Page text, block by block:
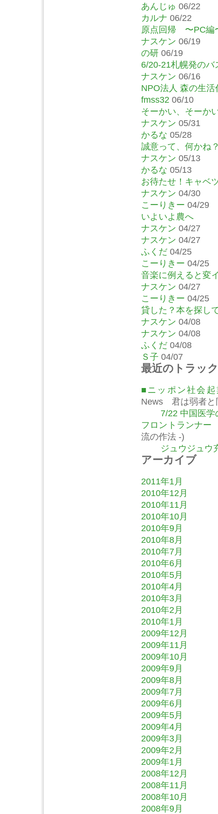
あんじゅ 06/22
カルナ 06/22
原点回帰 〜PC編
ナスケン 06/19
の研 06/19
6/20-21札幌発の
ナスケン 06/16
NPO法人 森の生
fmss32 06/10
そーかい、そーか
ナスケン 05/31
かるな 05/28
誠意って、何かね
ナスケン 05/13
かるな 05/13
お待たせ！キャベ
ナスケン 04/30
こーりきー 04/29
いよいよ農へ
ナスケン 04/27
ナスケン 04/27
ふくだ 04/25
こーりきー 04/25
音楽に例えると変
ナスケン 04/27
こーりきー 04/25
貸した？本を探し
ナスケン 04/08
ナスケン 04/08
ふくだ 04/08
Ｓ子 04/07
最近のトラッ
■ニッポン社会
News 君は弱者と
7/22 中国医
フロントランナー
流の作法 -)
ジュウジュウ
アーカイブ
2011年1月
2010年12月
2010年11月
2010年10月
2010年9月
2010年8月
2010年7月
2010年6月
2010年5月
2010年4月
2010年3月
2010年2月
2010年1月
2009年12月
2009年11月
2009年10月
2009年9月
2009年8月
2009年7月
2009年6月
2009年5月
2009年4月
2009年3月
2009年2月
2009年1月
2008年12月
2008年11月
2008年10月
2008年9月